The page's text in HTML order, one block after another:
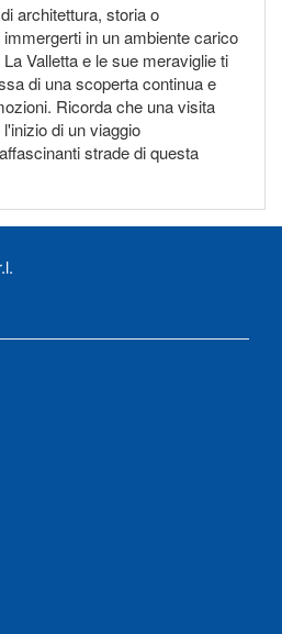
architettura, storia o
in un ambiente carico
Valletta e le sue meraviglie ti
di una scoperta continua e
Ricorda che una visita
di un viaggio
strade di questa